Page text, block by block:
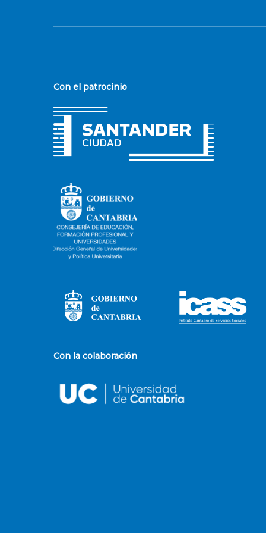
Con el patrocinio
Con la colaboración